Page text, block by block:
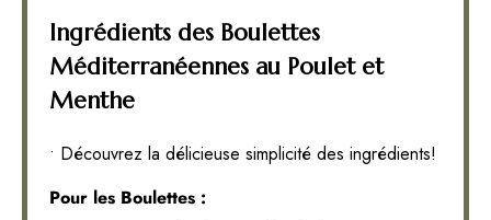
Ingrédients des Boulettes
Méditerranéennes au Poulet et
Menthe
• Découvrez la délicieuse simplicité des ingrédients!
Pour les Boulettes :